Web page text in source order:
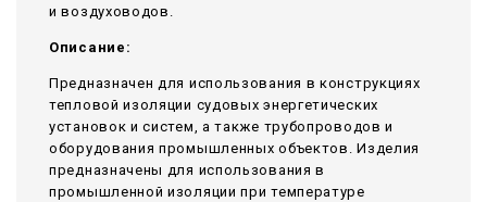
и воздуховодов.
Описание:
Предназначен для использования в конструкциях
тепловой изоляции судовых энергетических
установок и систем, а также трубопроводов и
оборудования промышленных объектов. Изделия
предназначены для использования в
промышленной изоляции при температуре